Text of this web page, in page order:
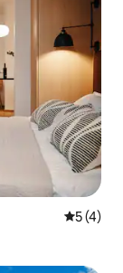
5 de
5 (4)